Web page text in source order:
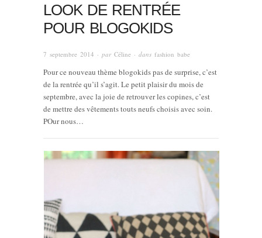
LOOK DE RENTRÉE
POUR BLOGOKIDS
7 septembre 2014 · par Céline · dans fashion babe
Pour ce nouveau thème blogokids pas de surprise, c’est
de la rentrée qu’il s’agit. Le petit plaisir du mois de
septembre, avec la joie de retrouver les copines, c’est
de mettre des vêtements touts neufs choisis avec soin.
POur nous…